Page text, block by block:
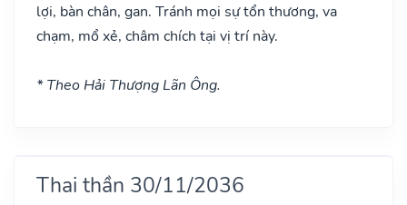
lợi, bàn chân, gan. Tránh mọi sự tổn thương, va
chạm, mổ xẻ, châm chích tại vị trí này.
* Theo Hải Thượng Lãn Ông.
Thai thần 30/11/2036